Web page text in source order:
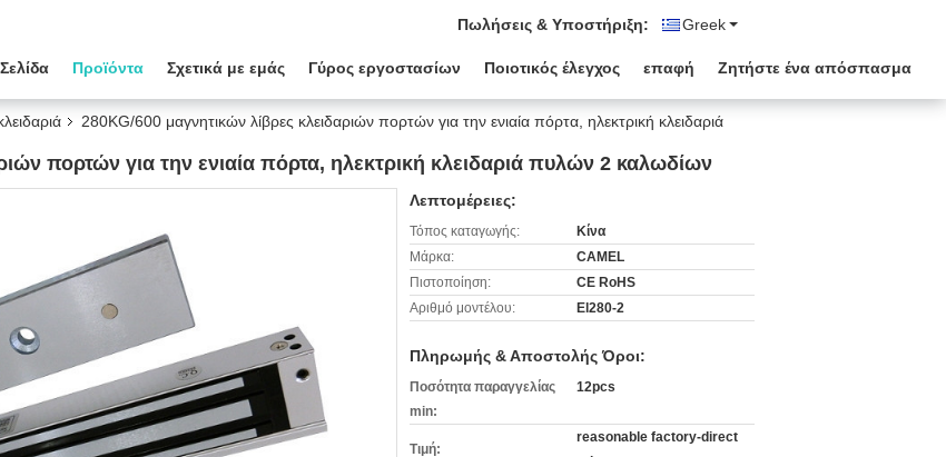
Greek
Πωλήσεις & Υποστήριξη:
Προϊόντα Σχετικά με εμάς Γύρος εργοστασίων Ποιοτικός έλεγχος επαφή Ζητήστε ένα απόσπασμα
280KG/600 μαγνητικών λίβρες κλειδαριών πορτών για την ενιαία πόρτα, ηλεκτρική κλειδαριά
πορτών για την ενιαία πόρτα, ηλεκτρική κλειδαριά πυλών 2 καλωδίων
Λεπτομέρειες:
Τόπος καταγωγής:
Κίνα
Μάρκα:
CAMEL
Πιστοποίηση:
CE RoHS
Αριθμό μοντέλου:
El280-2
Πληρωμής & Αποστολής Όροι:
Ποσότητα παραγγελίας
min:
12pcs
Τιμή:
reasonable factory-direct